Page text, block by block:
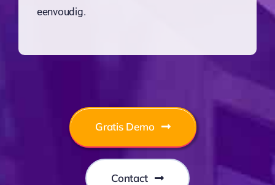
eenvoudig.
Gratis Demo
Contact